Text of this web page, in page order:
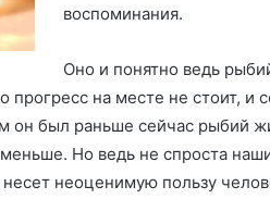
воспоминания.
Оно и понятно ведь
на месте не стоит, и
он был раньше сейчас рыбий
Но ведь не спроста
неоценимую пользу